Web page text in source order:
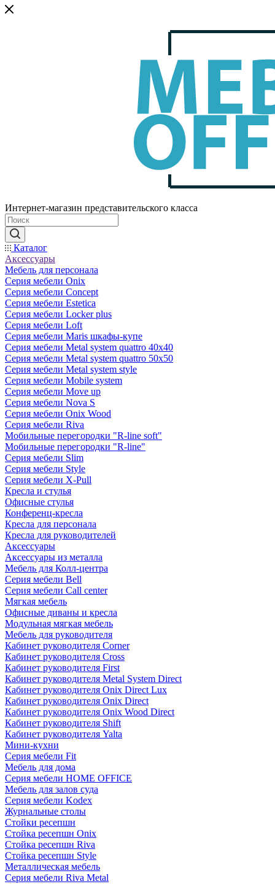
Интернет-магазин представительского класса
Каталог
Аксессуары
Мебель для персонала
Серия мебели Onix
Серия мебели Concept
Серия мебели Estetica
Серия мебели Locker plus
Серия мебели Loft
Серия мебели Maris шкафы-купе
Серия мебели Metal system quattro 40x40
Серия мебели Metal system quattro 50x50
Серия мебели Metal system style
Серия мебели Mobile system
Серия мебели Move up
Серия мебели Nova S
Серия мебели Onix Wood
Серия мебели Riva
Мобильные перегородки "R-line soft"
Мобильные перегородки "R-line"
Серия мебели Slim
Серия мебели Style
Серия мебели X-Pull
Кресла и стулья
Офисные стулья
Конференц-кресла
Кресла для персонала
Кресла для руководителей
Аксессуары
Аксессуары из металла
Мебель для Колл-центра
Серия мебели Bell
Серия мебели Call center
Мягкая мебель
Офисные диваны и кресла
Модульная мягкая мебель
Мебель для руководителя
Кабинет руководителя Corner
Кабинет руководителя Cross
Кабинет руководителя First
Кабинет руководителя Metal System Direct
Кабинет руководителя Onix Direct Lux
Кабинет руководителя Onix Direct
Кабинет руководителя Onix Wood Direct
Кабинет руководителя Shift
Кабинет руководителя Yalta
Мини-кухни
Серия мебели Fit
Мебель для дома
Серия мебели HOME OFFICE
Мебель для залов суда
Серия мебели Kodex
Журнальные столы
Стойки ресепшн
Стойка ресепшн Onix
Стойка ресепшн Riva
Стойка ресепшн Style
Металлическая мебель
Серия мебели Riva Metal